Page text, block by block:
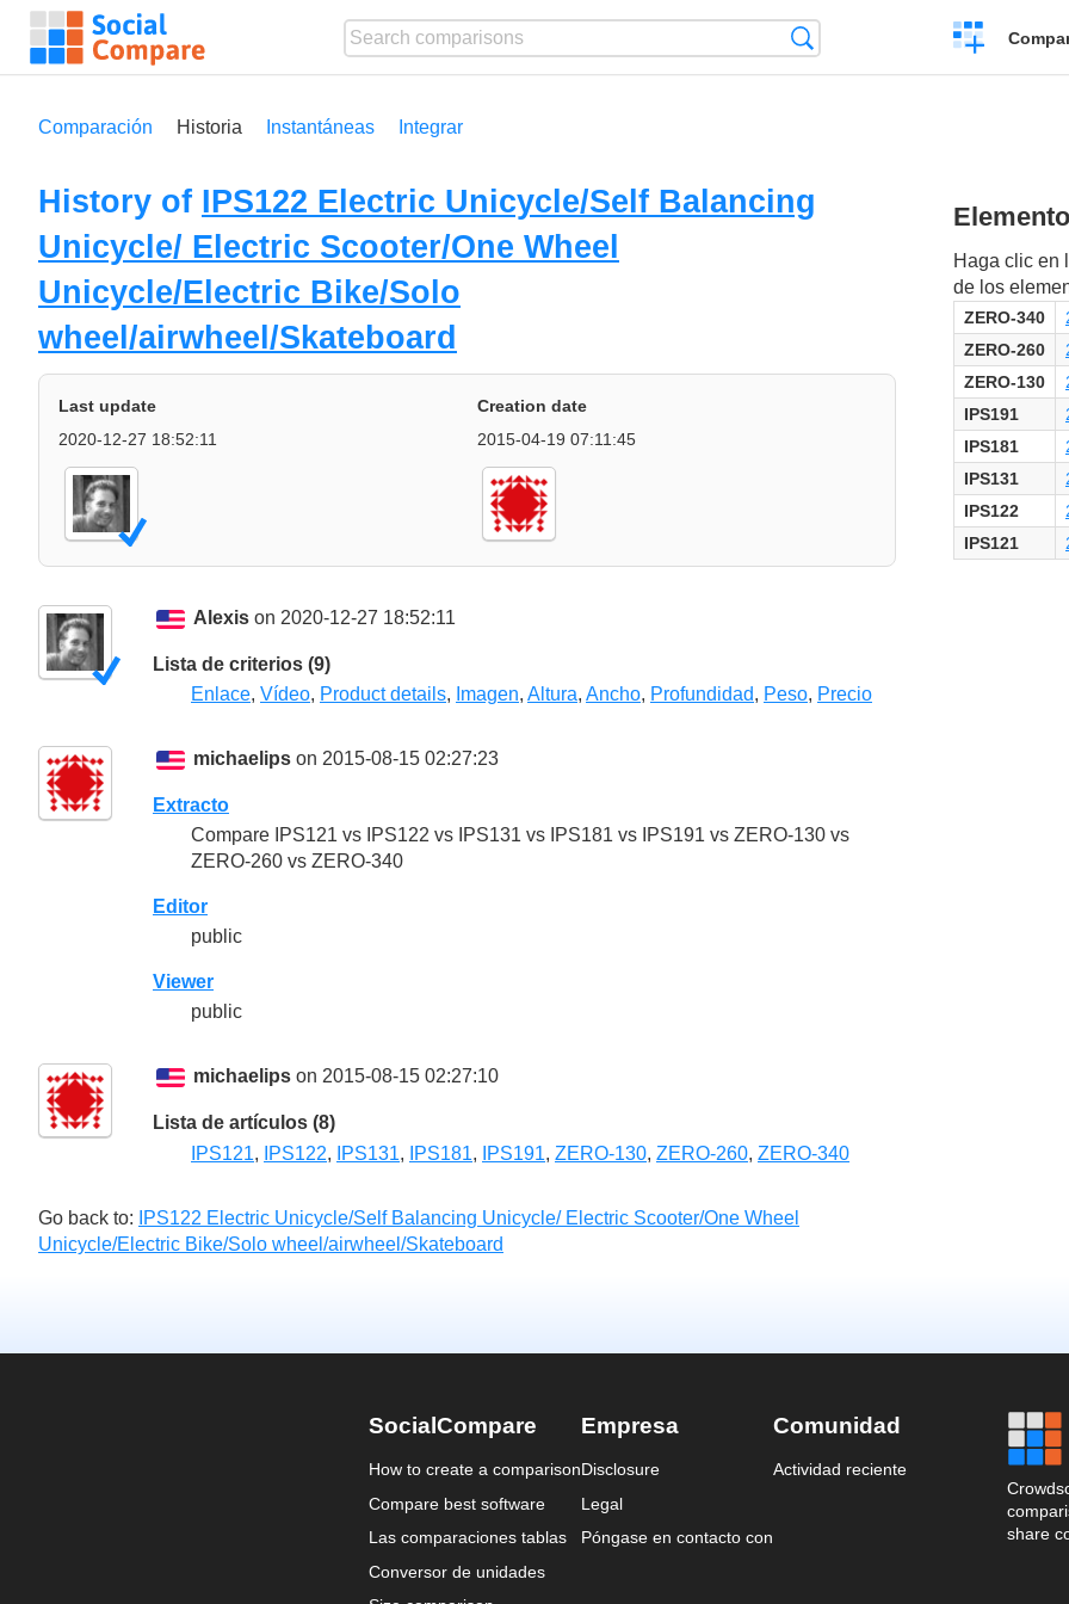
Crear
una
Comparación Historia Instantáneas Integrar
History of IPS122 Electric Unicycle/Self Balancing
Unicycle/ Electric Scooter/One Wheel
Unicycle/Electric Bike/Solo
wheel/airwheel/Skateboard
Last update
2020-12-27 18:52:11
Creation date
2015-04-19 07:11:45
Alexis on 2020-12-27 18:52:11
Lista de criterios (9)
Enlace, Vídeo, Product details, Imagen, Altura, Ancho, Profundidad, Peso, Precio
michaelips on 2015-08-15 02:27:23
Extracto
Compare IPS121 vs IPS122 vs IPS131 vs IPS181 vs IPS191 vs ZERO-130 vs
ZERO-260 vs ZERO-340
Editor
public
Viewer
public
michaelips on 2015-08-15 02:27:10
Lista de artículos (8)
IPS121, IPS122, IPS131, IPS181, IPS191, ZERO-130, ZERO-260, ZERO-340
Go back to:
IPS122 Electric Unicycle/Self Balancing Unicycle/ Electric Scooter/One Wheel
Unicycle/Electric Bike/Solo wheel/airwheel/Skateboard
Haga clic en
de los
ZERO-340
ZERO-260
ZERO-130
IPS191
IPS181
IPS131
IPS122
IPS121
SocialCompare
How to create a comparison
Compare best software
Las comparaciones tablas
Conversor de unidades
Empresa
Disclosure
Legal
Póngase en contacto con
Comunidad
Actividad reciente
share